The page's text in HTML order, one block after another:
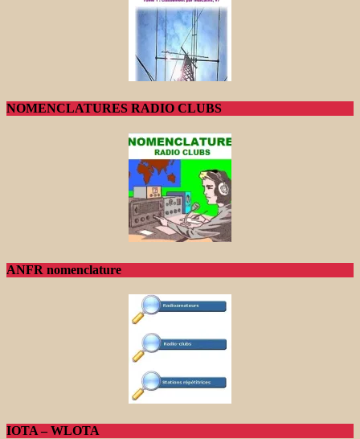
NOMENCLATURES RADIO CLUBS
ANFR nomenclature
IOTA – WLOTA